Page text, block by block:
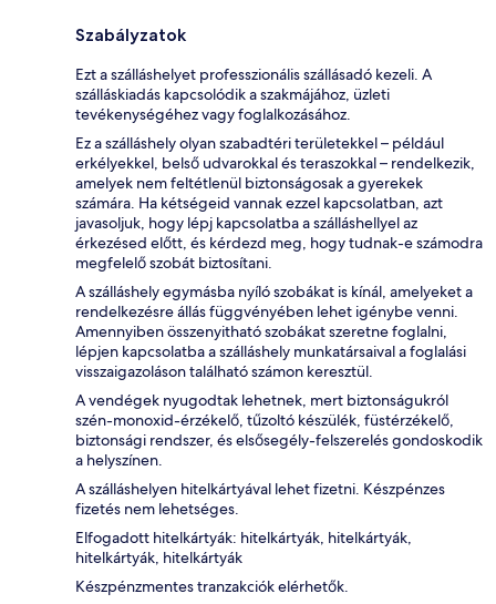
Szabályzatok
Ezt a szálláshelyet professzionális szállásadó kezeli. A
szálláskiadás kapcsolódik a szakmájához, üzleti
tevékenységéhez vagy foglalkozásához.
Ez a szálláshely olyan szabadtéri területekkel – például
erkélyekkel, belső udvarokkal és teraszokkal – rendelkezik,
amelyek nem feltétlenül biztonságosak a gyerekek
számára. Ha kétségeid vannak ezzel kapcsolatban, azt
javasoljuk, hogy lépj kapcsolatba a szálláshellyel az
érkezésed előtt, és kérdezd meg, hogy tudnak-e számodra
megfelelő szobát biztosítani.
A szálláshely egymásba nyíló szobákat is kínál, amelyeket a
rendelkezésre állás függvényében lehet igénybe venni.
Amennyiben összenyitható szobákat szeretne foglalni,
lépjen kapcsolatba a szálláshely munkatársaival a foglalási
visszaigazoláson található számon keresztül.
A vendégek nyugodtak lehetnek, mert biztonságukról
szén-monoxid-érzékelő, tűzoltó készülék, füstérzékelő,
biztonsági rendszer, és elsősegély-felszerelés gondoskodik
a helyszínen.
A szálláshelyen hitelkártyával lehet fizetni. Készpénzes
fizetés nem lehetséges.
Elfogadott hitelkártyák: hitelkártyák, hitelkártyák,
hitelkártyák, hitelkártyák
Készpénzmentes tranzakciók elérhetők.